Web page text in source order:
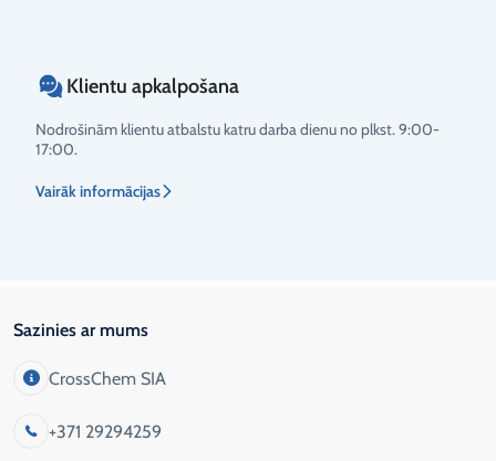
Klientu apkalpošana
Nodrošinām klientu atbalstu katru darba dienu no plkst. 9:00-
17:00.
Vairāk informācijas
Sazinies ar mums
CrossChem SIA
+371 29294259